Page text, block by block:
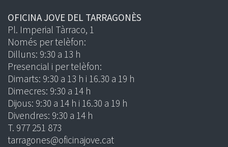
OFICINA JOVE DEL TARRAGONÈS
Pl. Imperial Tàrraco, 1
Només per telèfon:
Dilluns: 9:30 a 13 h
Presencial i per telèfon:
Dimarts: 9:30 a 13 h i 16.30 a 19 h
Dimecres: 9:30 a 14 h
Dijous: 9:30 a 14 h i 16.30 a 19 h
Divendres: 9:30 a 14 h
T. 977 251 873
tarragones@oficinajove.cat